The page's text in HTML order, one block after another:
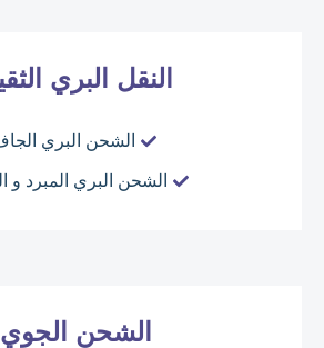
النقل البري
الشحن البري الجاف
الشحن البري المبرد و
الشحن الجوي